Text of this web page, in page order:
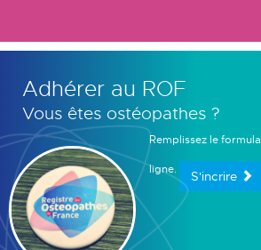
Adhérer au ROF
Vous êtes ostéopathes ?
Remplissez le
ligne. S'incrire